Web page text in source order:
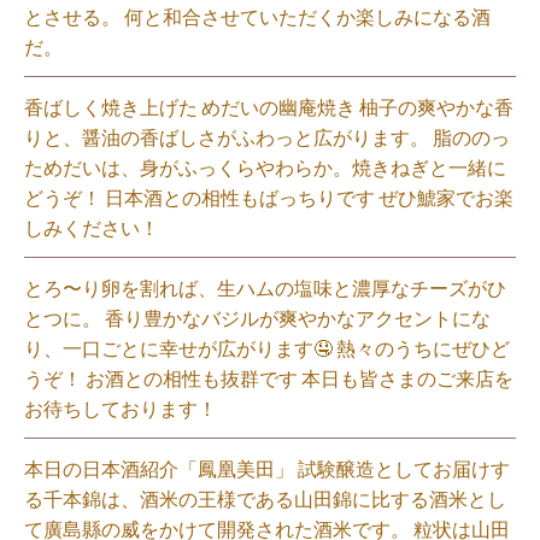
とさせる。 何と和合させていただくか楽しみになる酒
だ。⁡
香ばしく焼き上げた めだいの幽庵焼き 柚子の爽やかな香
りと、醤油の香ばしさがふわっと広がります。 脂ののっ
ためだいは、身がふっくらやわらか。焼きねぎと一緒に
どうぞ！ 日本酒との相性もばっちりです ぜひ鯱家でお楽
しみください！⁡
とろ〜り卵を割れば、生ハムの塩味と濃厚なチーズがひ
とつに。 香り豊かなバジルが爽やかなアクセントにな
り、一口ごとに幸せが広がります🤤 熱々のうちにぜひど
うぞ！ お酒との相性も抜群です 本日も皆さまのご来店を
お待ちしております！⁡
本日の日本酒紹介「鳳凰美田」 試験醸造としてお届けす
る千本錦は、酒米の王様である山田錦に比する酒米とし
て廣島縣の威をかけて開発された酒米です。 粒状は山田